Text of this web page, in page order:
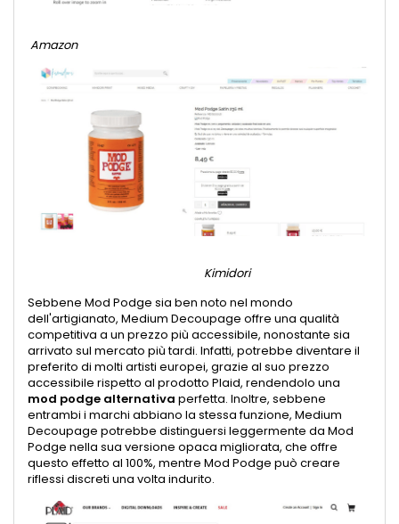
Amazon
Kimidori
Sebbene Mod Podge sia ben noto nel mondo
dell'artigianato, Medium Decoupage offre una qualità
competitiva a un prezzo più accessibile, nonostante sia
arrivato sul mercato più tardi. Infatti, potrebbe diventare il
preferito di molti artisti europei, grazie al suo prezzo
accessibile rispetto al prodotto Plaid, rendendolo una
mod podge alternativa perfetta. Inoltre, sebbene
entrambi i marchi abbiano la stessa funzione, Medium
Decoupage potrebbe distinguersi leggermente da Mod
Podge nella sua versione opaca migliorata, che offre
questo effetto al 100%, mentre Mod Podge può creare
riflessi discreti una volta indurito.